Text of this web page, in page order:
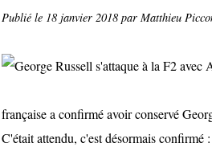
Publié le 18 janvier 2018 par Matthieu
française a confirmé avoir conservé
C'était attendu, c'est désormais confirmé